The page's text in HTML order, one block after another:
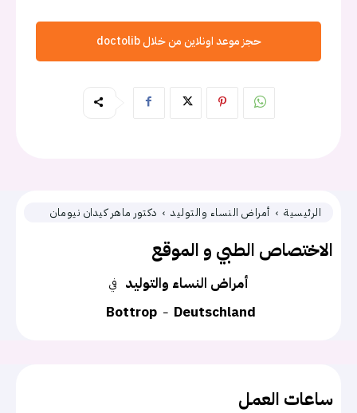
الرئيسية أمراض النساء والتوليد دكتور ماهر كيدان نيومان
الاختصاص الطبي و الموقع
في أمراض النساء والتوليد
Bottrop
Deutschland
ساعات العمل
حجز موعد اونلاين من خلال doctolib